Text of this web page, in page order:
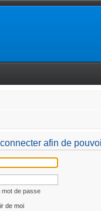
afin de
mot de passe
de moi